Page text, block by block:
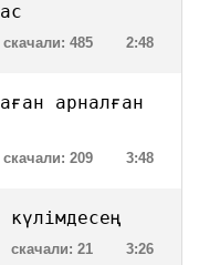
2:48
скачали: 485
арналған
3:48
скачали: 209
3:26
скачали: 21